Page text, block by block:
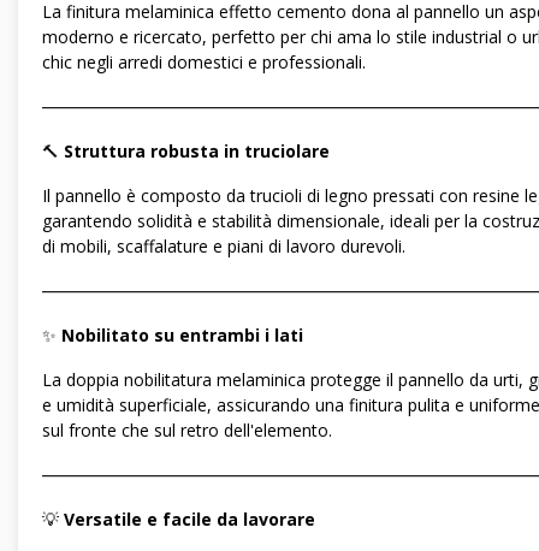
La finitura melaminica effetto cemento dona al pannello un
moderno e ricercato, perfetto per chi ama lo stile industrial o
chic negli arredi domestici e professionali.
🔨 Struttura robusta in truciolare
Il pannello è composto da trucioli di legno pressati con resine
garantendo solidità e stabilità dimensionale, ideali per la
di mobili, scaffalature e piani di lavoro durevoli.
✨ Nobilitato su entrambi i lati
La doppia nobilitatura melaminica protegge il pannello da urti,
e umidità superficiale, assicurando una finitura pulita e
sul fronte che sul retro dell'elemento.
💡 Versatile e facile da lavorare